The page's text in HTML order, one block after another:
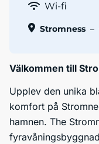
Wi-fi
Stromness –
Välkommen till
Upplev den unika
komfort på
hamnen. The